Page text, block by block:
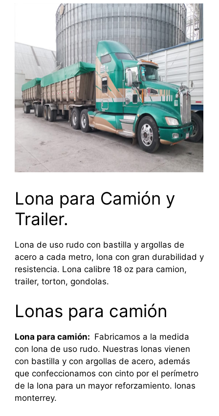
Lona para Camión y
Trailer.
Lona de uso rudo con bastilla y argollas de
acero a cada metro, lona con gran durabilidad y
resistencia. Lona calibre 18 oz para camion,
trailer, torton, gondolas.
Lonas para camión
Lona para camión: Fabricamos a la medida
con lona de uso rudo. Nuestras lonas vienen
con bastilla y con argollas de acero, además
que confeccionamos con cinto por el perímetro
de la lona para un mayor reforzamiento. lonas
monterrey.